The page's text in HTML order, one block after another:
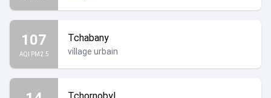
107
AQI PM2.5
Tchabany
village urbain